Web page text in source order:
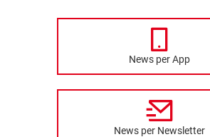
News per App
News per Newsletter